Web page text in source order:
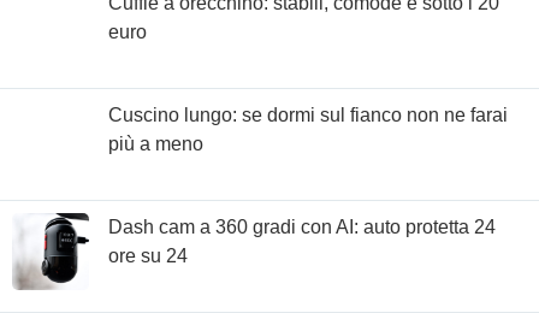
euro
Cuscino lungo: se dormi sul fianco non ne farai
più a meno
Dash cam a 360 gradi con AI: auto protetta 24
ore su 24